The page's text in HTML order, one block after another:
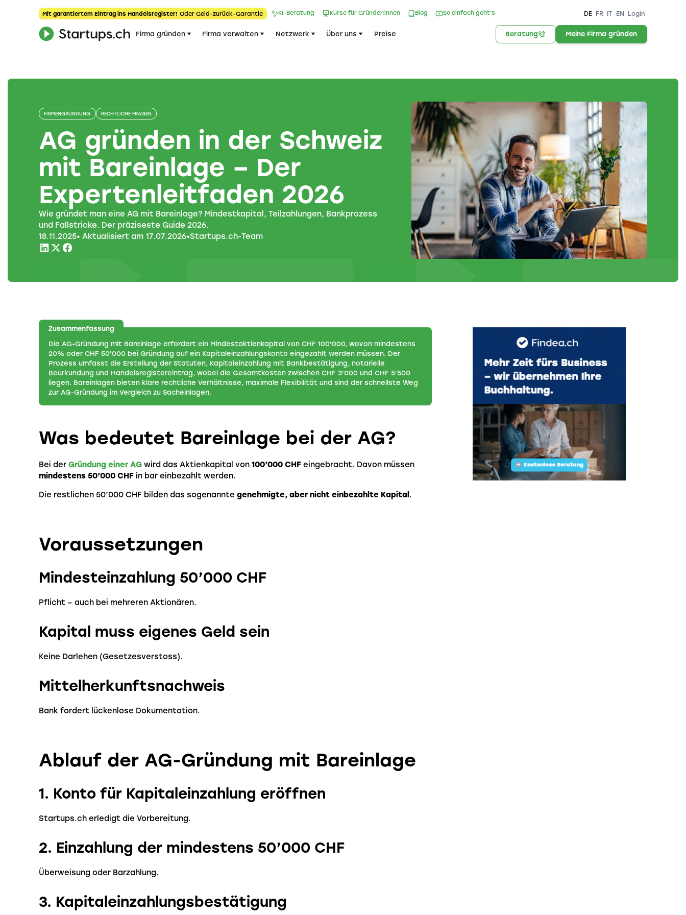
Mit garantiertem Eintrag ins Handelsregister! Oder Geld-zurück-Garantie​ KI-Beratung Kurse für Gründer:innen Blog So einfach geht's DE FR IT EN Login
Firma gründen Firma verwalten Netzwerk Über uns Preise Beratung Meine Firma gründen
FIRMENGRÜNDUNG RECHTLICHE FRAGEN
AG gründen in der Schweiz
mit Bareinlage – Der
Expertenleitfaden 2026
Wie gründet man eine AG mit Bareinlage? Mindestkapital, Teilzahlungen, Bankprozess
und Fallstricke. Der präziseste Guide 2026.
18.11.2025• Aktualisiert am 17.07.2026•Startups.ch-Team
Zusammenfassung
Die AG-Gründung mit Bareinlage erfordert ein Mindestaktienkapital von CHF 100'000, wovon mindestens
20% oder CHF 50'000 bei Gründung auf ein Kapitaleinzahlungskonto eingezahlt werden müssen. Der
Prozess umfasst die Erstellung der Statuten, Kapitaleinzahlung mit Bankbestätigung, notarielle
Beurkundung und Handelsregistereintrag, wobei die Gesamtkosten zwischen CHF 3'000 und CHF 5'500
liegen. Bareinlagen bieten klare rechtliche Verhältnisse, maximale Flexibilität und sind der schnellste Weg
zur AG-Gründung im Vergleich zu Sacheinlagen.
Was bedeutet Bareinlage bei der AG?
Bei der Gründung einer AG wird das Aktienkapital von 100’000 CHF eingebracht. Davon müssen
mindestens 50’000 CHF in bar einbezahlt werden.
Die restlichen 50’000 CHF bilden das sogenannte genehmigte, aber nicht einbezahlte Kapital .
Voraussetzungen
Mindesteinzahlung 50’000 CHF
Pflicht – auch bei mehreren Aktionären.
Kapital muss eigenes Geld sein
Keine Darlehen (Gesetzesverstoss).
Mittelherkunftsnachweis
Bank fordert lückenlose Dokumentation.
Ablauf der AG-Gründung mit Bareinlage
1. Konto für Kapitaleinzahlung eröffnen
Startups.ch erledigt die Vorbereitung.
2. Einzahlung der mindestens 50’000 CHF
Überweisung oder Barzahlung.
3. Kapitaleinzahlungsbestätigung